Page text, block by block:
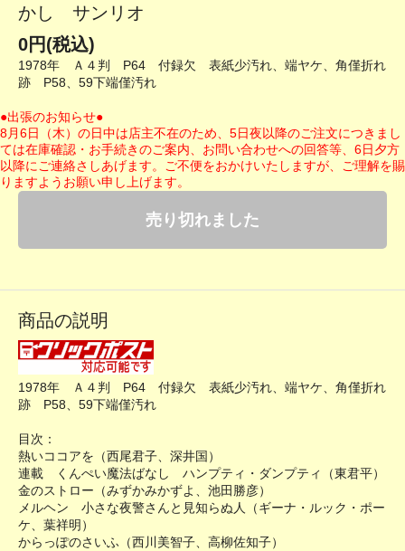
かし サンリオ
0円(税込)
1978年 Ａ４判 P64 付録欠 表紙少汚れ、端ヤケ、角僅折れ
跡 P58、59下端僅汚れ
●出張のお知らせ●
8月6日（木）の日中は店主不在のため、5日夜以降のご注文につきまし
ては在庫確認・お手続きのご案内、お問い合わせへの回答等、6日夕方
以降にご連絡さしあげます。ご不便をおかけいたしますが、ご理解を賜
りますようお願い申し上げます。
売り切れました
商品の説明
1978年 Ａ４判 P64 付録欠 表紙少汚れ、端ヤケ、角僅折れ
跡 P58、59下端僅汚れ
目次：
熱いココアを（西尾君子、深井国）
連載 くんぺい魔法ばなし ハンプティ・ダンプティ（東君平）
金のストロー（みずかみかずよ、池田勝彦）
メルヘン 小さな夜警さんと見知らぬ人（ギーナ・ルック・ポー
ケ、葉祥明）
からっぽのさいふ（西川美智子、高柳佐知子）